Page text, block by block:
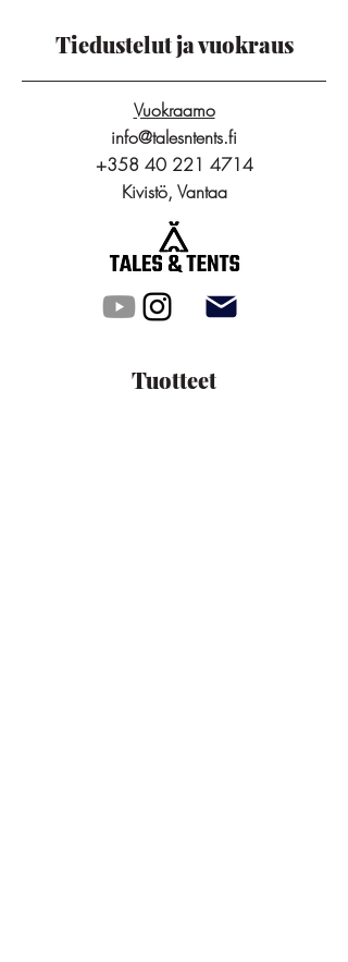
Tiedustelut ja vuokraus
Vuokraamo
info@talesntents.fi
+358 40 221 4714
Kivistö, Vantaa
Tuotteet